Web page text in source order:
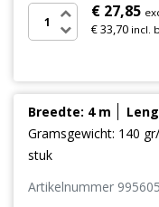
€ 27,85
€ 33,70 incl.
Breedte: 4 m
Gramsgewicht: 140
stuk
Artikelnummer 995605